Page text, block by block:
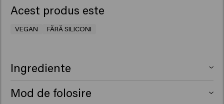
Acest produs este
VEGAN FĂRĂ SILICONI
Ingrediente
Cocamidopropyl Betaine, Glyceryl Laurate, Propylene
Mod de folosire